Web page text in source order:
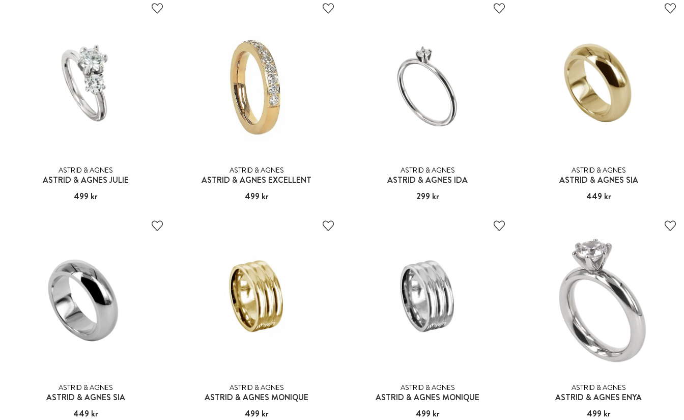
ASTRID & AGNES
ASTRID & AGNES JULIE
Pris:499 kr
499 kr
ASTRID & AGNES
ASTRID & AGNES EXCELLENT
Pris:499 kr
499 kr
ASTRID & AGNES
ASTRID & AGNES IDA
Pris:299 kr
299 kr
ASTRID & AGNES
ASTRID & AGNES SIA
Pris:449 kr
449 kr
ASTRID & AGNES
ASTRID & AGNES SIA
Pris:449 kr
449 kr
ASTRID & AGNES
ASTRID & AGNES MONIQUE
Pris:499 kr
499 kr
ASTRID & AGNES
ASTRID & AGNES MONIQUE
Pris:499 kr
499 kr
ASTRID & AGNES
ASTRID & AGNES ENYA
Pris:499 kr
499 kr